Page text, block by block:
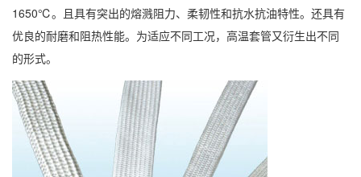
1650℃。且具有突出的熔溅阻力、柔韧性和抗水抗油特性。还具有
优良的耐磨和阻热性能。为适应不同工况，高温套管又衍生出不同
的形式。